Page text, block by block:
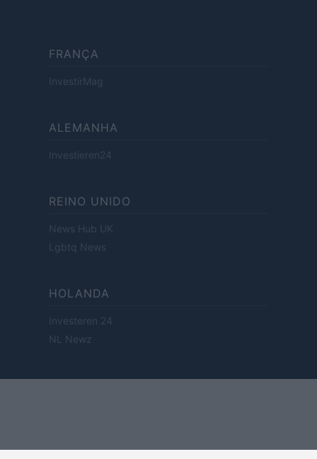
FRANÇA
InvestirMag
ALEMANHA
Investieren24
REINO UNIDO
News Hub UK
Lgbtq News
HOLANDA
Investeren 24
NL Newz